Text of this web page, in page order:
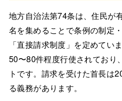
地方自治法第74条は、住民が
名を集めることで条例の制定
「直接請求制度」を定めてい
50〜80件程度行使されており
トです。請求を受けた首長は
る義務があります。